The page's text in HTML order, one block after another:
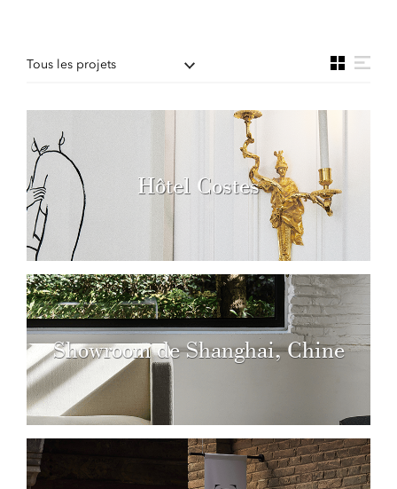
Tous les projets
Hôtel Costes
Showroom de Shanghai, Chine